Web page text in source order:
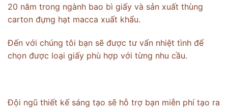
20 năm trong ngành bao bì giấy và sản xuất thùng
carton đựng hạt macca xuất khẩu.
Đến với chúng tôi bạn sẽ được tư vấn nhiệt tình để
chọn được loại giấy phù hợp với từng nhu cầu.
Đội ngũ thiết kế sáng tạo sẽ hỗ trợ bạn miễn phí tạo ra